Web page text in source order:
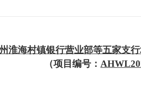
淮海村镇银行营业部等五家支
（项目编号：